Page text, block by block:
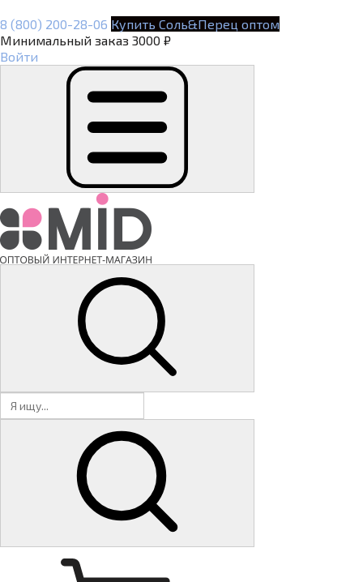
8 (800) 200-28-06 Купить Соль&Перец оптом
Минимальный заказ 3000 ₽
Войти